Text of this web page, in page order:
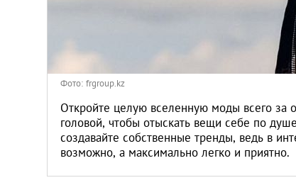
Санкт-Петербург
Фото: frgroup.kz
Откройте целую вселенную моды всего за
головой, чтобы отыскать вещи себе по
создавайте собственные тренды, ведь в
возможно, а максимально легко и приятно.